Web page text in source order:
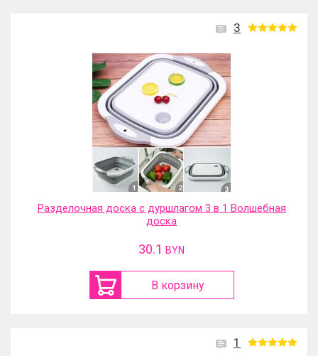
3
Разделочная доска с дуршлагом 3 в 1 Волшебная
доска
30.1 BYN
В корзину
1